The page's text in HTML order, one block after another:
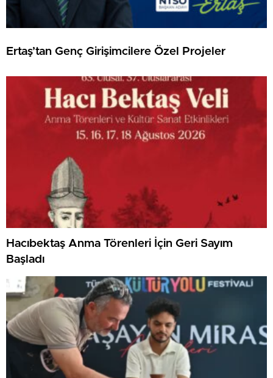
Ertaş’tan Genç Girişimcilere Özel Projeler
Hacıbektaş Anma Törenleri İçin Geri Sayım
Başladı